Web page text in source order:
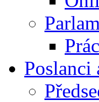
Poslanci